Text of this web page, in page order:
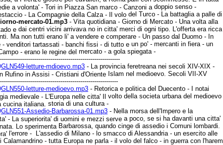
a volonta' - Tori in Piazza San marco - Canzoni a doppio senso -
- La Compagnie della Calza - Il volo del Turco - La battaglia a palle di
mercato-01.mp3 - Vita quotidiana - Giorno di Mercato - Una volta alla
e dai centri vicini arrivava no in citta' merci di ogni tipo. L'offerta era ricca
Ma non tutti erano li' a vendere e comperare - Un passo dal Duomo - In
- venditori tartassati - banchi fissi - di tutto e un po' - mercanti in fiera - un
- erano le regine del mercato - a gola spiegata -
letture-mdioevo.mp3 - La provincia feretreana nei secoli XIV-XIX -
Rufino in Assisi - Cristiani d'Oriente Islam nel medioevo. Secoli VII-XV
letture-medioevo.mp3 - Retorica e politica del Duecento - I notai
medievale - L'Europa nelle citta' Il volto della societa urbana del medioevo
cucina italiana. storia di una cultura -
Assedio-Barbarossa-01.mp3 - Nella morsa dell'Impero e la
- La superiorita' di uomini e mezzi serve a poco, se si ha davanti una citta'
Lo sperimenta Barbarossa, quando cinge di assedio i Comuni lombardi.
l'errore - L'assedio di Milano - lo smacco di Alessandria - un esercito alle
Calamandrino - tutta Europa ne parla - il volo del falco - in guerra con l'harem